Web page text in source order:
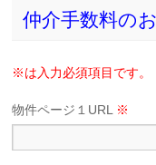
仲介手数料の
※は入力必須項目です。
物件ページ１URL ※